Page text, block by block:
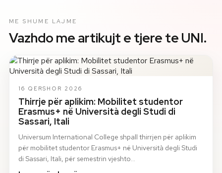
ME SHUME LAJME
Vazhdo me artikujt e tjere te UNI.
16 QERSHOR 2026
Thirrje për aplikim: Mobilitet studentor
Erasmus+ në Università degli Studi di
Sassari, Itali
Universum International College shpall thirrjen për aplikim
për mobilitet studentor Erasmus+ në Università degli Studi
di Sassari, Itali, për semestrin vjeshto…